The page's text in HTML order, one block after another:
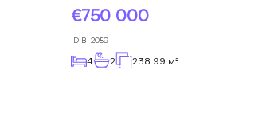
750 000
ID B-2089
4 2 238.99 м²